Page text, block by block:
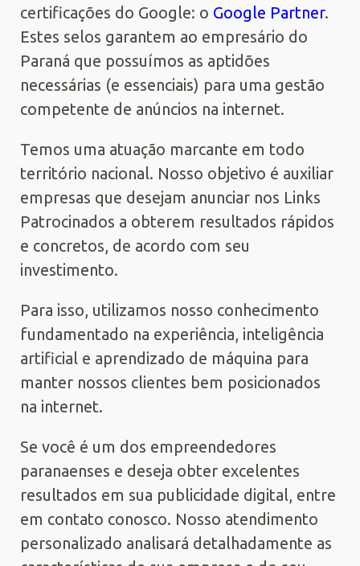
certificações do Google: o Google Partner.
Estes selos garantem ao empresário do
Paraná que possuímos as aptidões
necessárias (e essenciais) para uma gestão
competente de anúncios na internet.
Temos uma atuação marcante em todo
território nacional. Nosso objetivo é auxiliar
empresas que desejam anunciar nos Links
Patrocinados a obterem resultados rápidos
e concretos, de acordo com seu
investimento.
Para isso, utilizamos nosso conhecimento
fundamentado na experiência, inteligência
artificial e aprendizado de máquina para
manter nossos clientes bem posicionados
na internet.
Se você é um dos empreendedores
paranaenses e deseja obter excelentes
resultados em sua publicidade digital, entre
em contato conosco. Nosso atendimento
personalizado analisará detalhadamente as